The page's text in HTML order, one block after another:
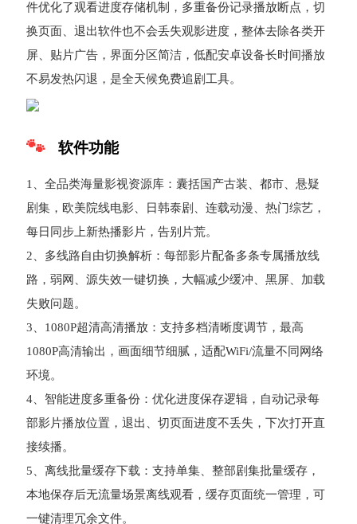
件优化了观看进度存储机制，多重备份记录播放断点，切
换页面、退出软件也不会丢失观影进度，整体去除各类开
屏、贴片广告，界面分区简洁，低配安卓设备长时间播放
不易发热闪退，是全天候免费追剧工具。
软件功能
1、全品类海量影视资源库：囊括国产古装、都市、悬疑
剧集，欧美院线电影、日韩泰剧、连载动漫、热门综艺，
每日同步上新热播影片，告别片荒。
2、多线路自由切换解析：每部影片配备多条专属播放线
路，弱网、源失效一键切换，大幅减少缓冲、黑屏、加载
失败问题。
3、1080P超清高清播放：支持多档清晰度调节，最高
1080P高清输出，画面细节细腻，适配WiFi/流量不同网络
环境。
4、智能进度多重备份：优化进度保存逻辑，自动记录每
部影片播放位置，退出、切页面进度不丢失，下次打开直
接续播。
5、离线批量缓存下载：支持单集、整部剧集批量缓存，
本地保存后无流量场景离线观看，缓存页面统一管理，可
一键清理冗余文件。